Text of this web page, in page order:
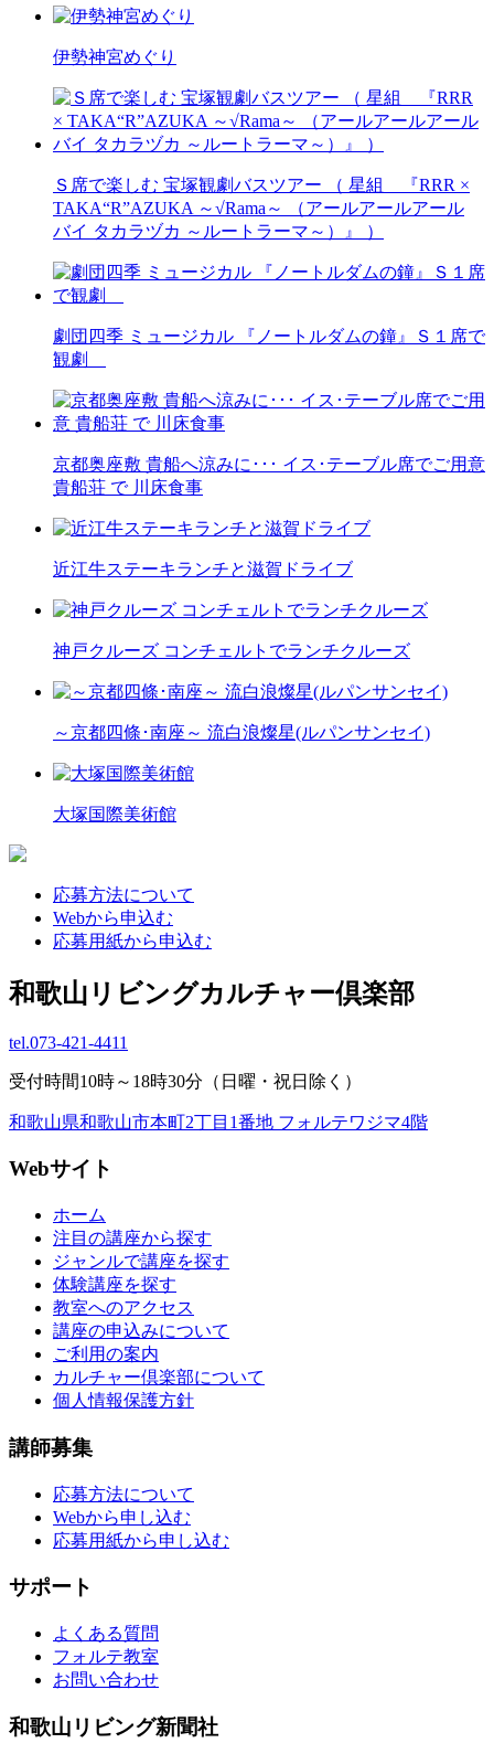
伊勢神宮めぐり
Ｓ席で楽しむ 宝塚観劇バスツアー （ 星組 『RRR ×
TAKA“R”AZUKA ～√Rama～ （アールアールアール
バイ タカラヅカ ～ルートラーマ～）』 ）
劇団四季 ミュージカル 『ノートルダムの鐘』Ｓ１席で
観劇
京都奥座敷 貴船へ涼みに･･･ イス･テーブル席でご用意
貴船荘 で 川床食事
近江牛ステーキランチと滋賀ドライブ
神戸クルーズ コンチェルトでランチクルーズ
～京都四條･南座～ 流白浪燦星(ルパンサンセイ)
大塚国際美術館
応募方法について
Webから申込む
応募用紙から申込む
和歌山リビングカルチャー倶楽部
tel.073-421-4411
受付時間10時～18時30分（日曜・祝日除く）
和歌山県和歌山市本町2丁目1番地 フォルテワジマ4階
Webサイト
ホーム
注目の講座から探す
ジャンルで講座を探す
体験講座を探す
教室へのアクセス
講座の申込みについて
ご利用の案内
カルチャー倶楽部について
個人情報保護方針
講師募集
応募方法について
Webから申し込む
応募用紙から申し込む
サポート
よくある質問
フォルテ教室
お問い合わせ
和歌山リビング新聞社